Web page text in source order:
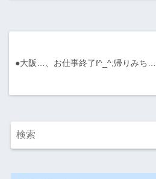
●大阪…、お仕事終了f^_^;帰りみち…